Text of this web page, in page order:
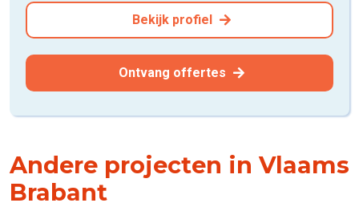
Bekijk profiel
Ontvang offertes
Andere projecten in Vlaams
Brabant